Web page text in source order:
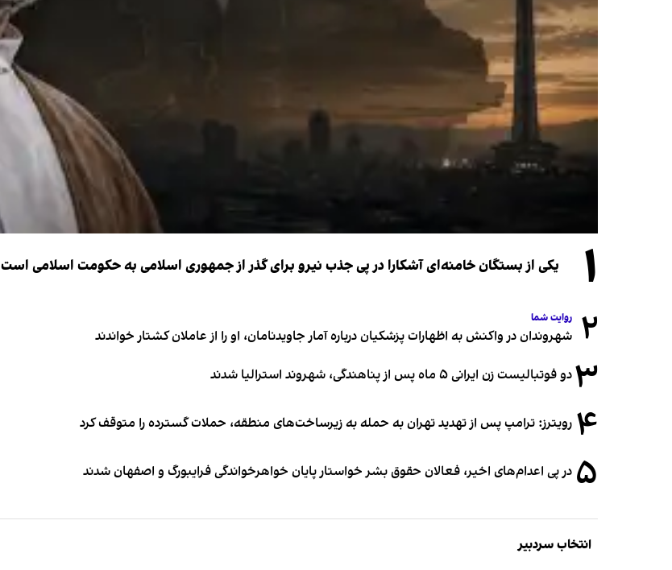
۱ یکی از بستگان خامنه‌ای آشکارا در پی جذب نیرو برای گذر از جمهوری اسلامی به حکومت اسلامی است
۲ روایت شما
شهروندان در واکنش به اظهارات پزشکیان درباره آمار جاویدنامان، او را از عاملان کشتار خواندند
۳دو فوتبالیست زن ایرانی ۵ ماه پس از پناهندگی، شهروند استرالیا شدند
۴ رویترز: ترامپ پس از تهدید تهران به حمله به زیرساخت‌های منطقه، حملات گسترده را متوقف کرد
۵ در پی اعدام‌های اخیر، فعالان حقوق بشر خواستار پایان خواهرخواندگی فرایبورگ و اصفهان شدند
انتخاب سردبیر